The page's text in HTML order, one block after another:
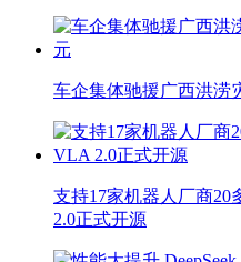
车企集体驰援广西洪涝
支持17家机器人厂商20
2.0正式开源